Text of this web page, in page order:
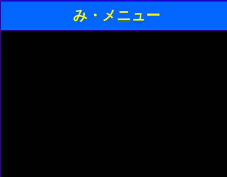
み・メニュー